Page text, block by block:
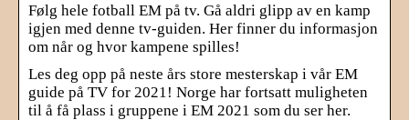
Følg hele fotball EM på tv. Gå aldri glipp av en kamp
igjen med denne tv-guiden. Her finner du informasjon
om når og hvor kampene spilles!
Les deg opp på neste års store mesterskap i vår EM
guide på TV for 2021! Norge har fortsatt muligheten
til å få plass i gruppene i EM 2021 som du ser her.